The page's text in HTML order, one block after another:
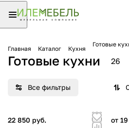
Главная Каталог Кухня
Готовые
Готовые кухни 26
Все фильтры
22 850 руб.
от